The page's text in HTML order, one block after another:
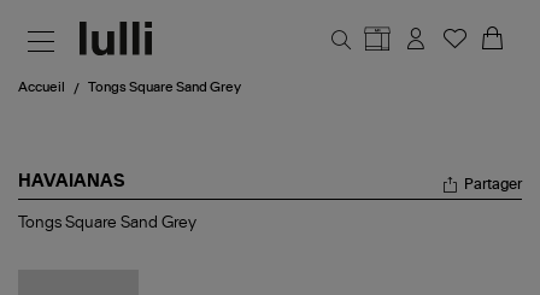
Accueil Tongs Square Sand Grey
HAVAIANAS
Tongs
Partager
Tongs Square Sand Grey